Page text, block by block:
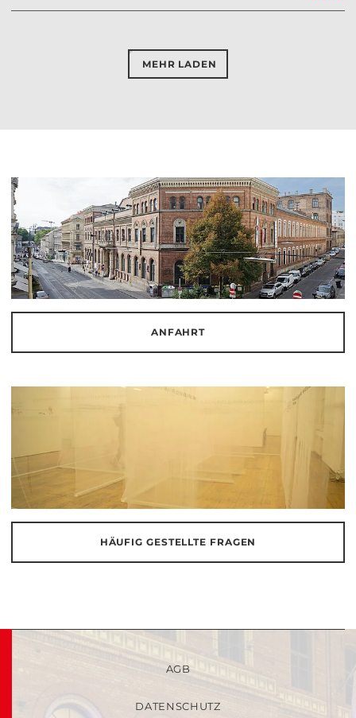
MEHR LADEN
ANFAHRT
HÄUFIG GESTELLTE FRAGEN
AGB
DATENSCHUTZ